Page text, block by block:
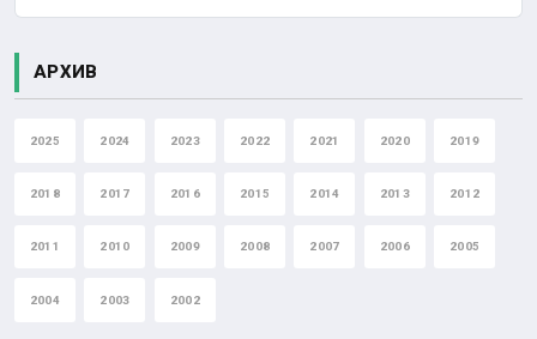
АРХИВ
2025 2024 2023 2022 2021 2020 2019
2018 2017 2016 2015 2014 2013 2012
2011 2010 2009 2008 2007 2006 2005
2004 2003 2002